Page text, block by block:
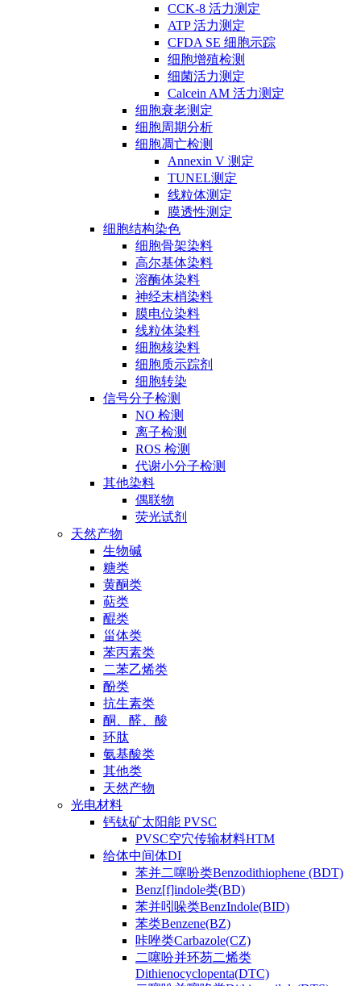
CCK-8 活力测定
ATP 活力测定
CFDA SE 细胞示踪
细胞增殖检测
细菌活力测定
Calcein AM 活力测定
细胞衰老测定
细胞周期分析
细胞凋亡检测
Annexin V 测定
TUNEL测定
线粒体测定
膜透性测定
细胞结构染色
细胞骨架染料
高尔基体染料
溶酶体染料
神经末梢染料
膜电位染料
线粒体染料
细胞核染料
细胞质示踪剂
细胞转染
信号分子检测
NO 检测
离子检测
ROS 检测
代谢小分子检测
其他染料
偶联物
荧光试剂
天然产物
生物碱
糖类
黄酮类
萜类
醌类
甾体类
苯丙素类
二苯乙烯类
酚类
抗生素类
酮、醛、酸
环肽
氨基酸类
其他类
天然产物
光电材料
钙钛矿太阳能 PVSC
PVSC空穴传输材料HTM
给体中间体DI
苯并二噻吩类Benzodithiophene (BDT)
Benz[f]indole类(BD)
苯并吲哚类BenzIndole(BID)
苯类Benzene(BZ)
咔唑类Carbazole(CZ)
二噻吩并环芴二烯类
Dithienocyclopenta(DTC)